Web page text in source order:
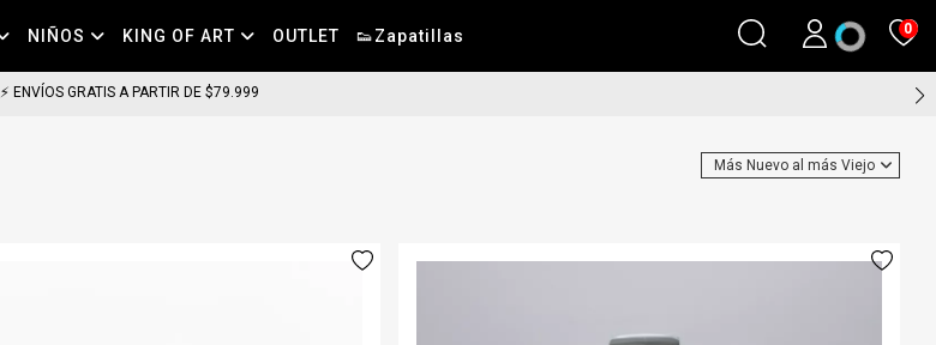
NIÑOS KING OF ART OUTLET 👟Zapatillas 0
⚡ ENVÍOS GRATIS A PARTIR DE $79.999